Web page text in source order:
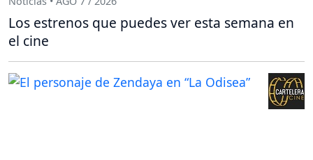
Los estrenos que puedes ver esta semana en
el cine